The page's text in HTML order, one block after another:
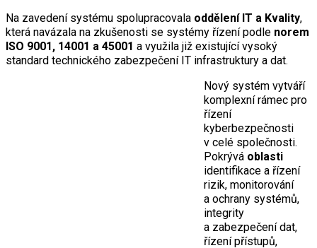
Na zavedení systému spolupracovala oddělení IT a Kvality,
která navázala na zkušenosti se systémy řízení podle norem
ISO 9001, 14001 a 45001 a využila již existující vysoký
standard technického zabezpečení IT infrastruktury a dat.
Nový systém vytváří
komplexní rámec pro
řízení
kyberbezpečnosti
v celé společnosti.
Pokrývá oblasti
identifikace a řízení
rizik, monitorování
a ochrany systémů,
integrity
a zabezpečení dat,
řízení přístupů,